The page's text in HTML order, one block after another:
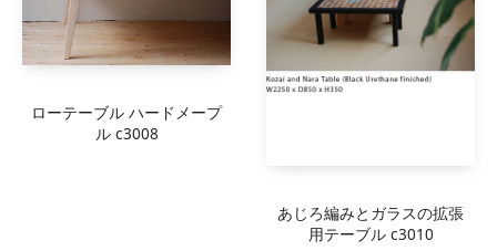
ローテーブル ハードメープ
ル c3008
あじろ編みとガラスの拡張
用テーブル c3010